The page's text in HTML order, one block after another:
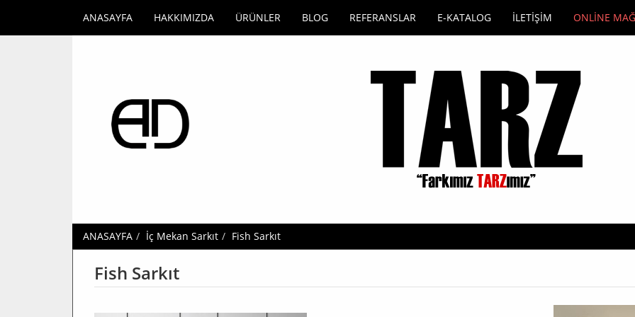
ANASAYFA HAKKIMIZDA ÜRÜNLER BLOG REFERANSLAR E-KATALOG İLETİŞİM ONLİNE
ANASAYFA İç Mekan Sarkıt Fish Sarkıt
Fish Sarkıt